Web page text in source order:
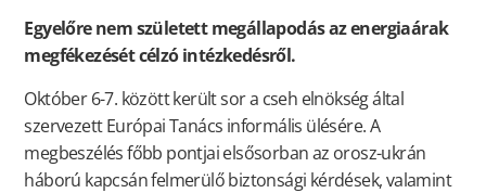
Egyelőre nem született megállapodás az energiaárak
megfékezését célzó intézkedésről.
Október 6-7. között került sor a cseh elnökség által
szervezett Európai Tanács informális ülésére. A
megbeszélés főbb pontjai elsősorban az orosz-ukrán
háború kapcsán felmerülő biztonsági kérdések, valamint